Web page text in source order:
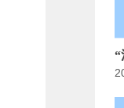
“